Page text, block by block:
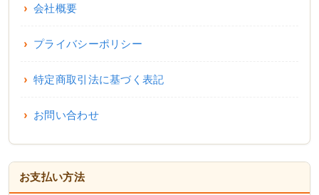
会社概要
プライバシーポリシー
特定商取引法に基づく表記
お問い合わせ
お支払い方法